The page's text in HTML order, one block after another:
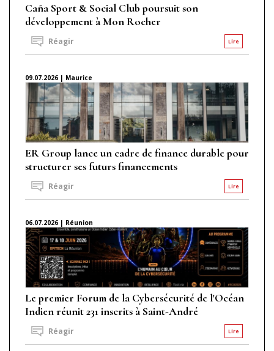
Caña Sport & Social Club poursuit son
développement à Mon Rocher
Lire
Réagir
09.07.2026 | Maurice
ER Group lance un cadre de finance durable pour
structurer ses futurs financements
Lire
Réagir
06.07.2026 | Réunion
Le premier Forum de la Cybersécurité de l'Océan
Indien réunit 231 inscrits à Saint-André
Lire
Réagir